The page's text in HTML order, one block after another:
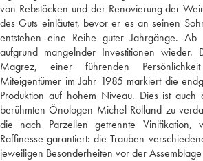
von Rebstöcken und der Renovierung der
des Guts einläutet, bevor er es an seinen
entstehen eine Reihe guter Jahrgänge.
aufgrund mangelnder Investitionen wieder.
Magrez, einer führenden
Miteigentümer im Jahr 1985 markiert die
Produktion auf hohem Niveau. Dies ist
berühmten Önologen Michel Rolland zu
die nach Parzellen getrennte Vinifikation,
Raffinesse garantiert: die Trauben
jeweiligen Besonderheiten vor der